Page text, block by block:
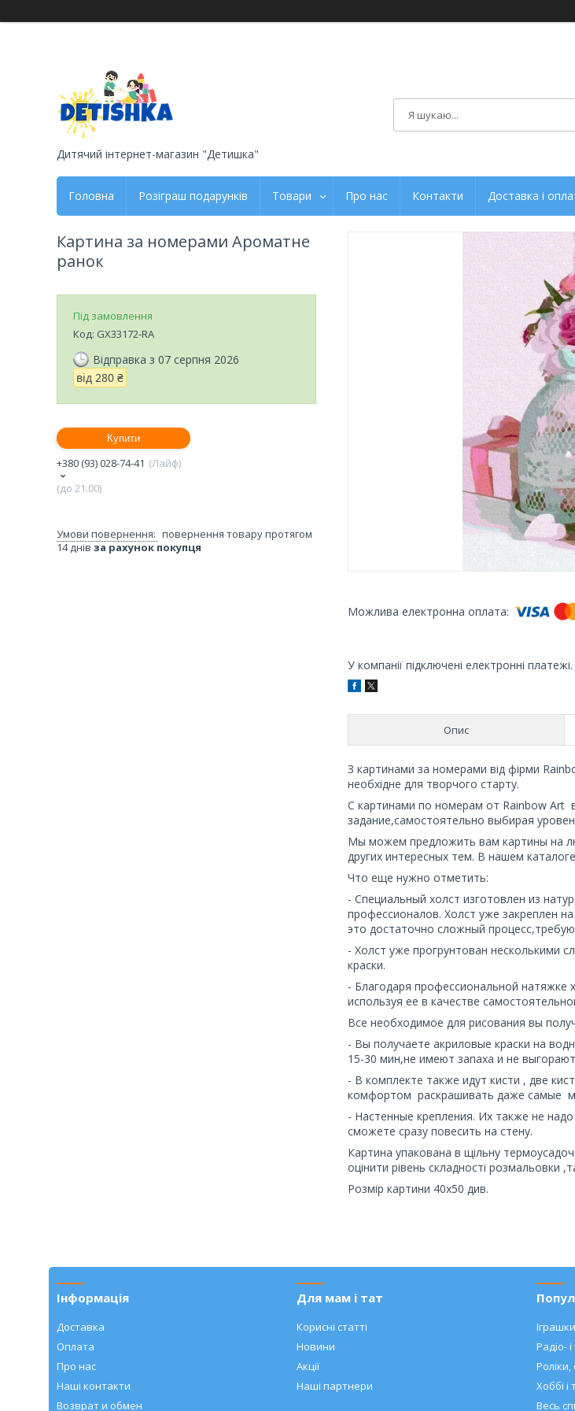
Дитячий інтернет-магазин "Детишка"
Головна Розіграш подарунків Товари Про нас Контакти Доставка і
У компанії підключені електронні
Опис
З картинами за номерами від фірми
необхідне для творчого старту.
С картинами по номерам от Rainbow Art
задание,самостоятельно выбирая
Мы можем предложить вам картины на
других интересных тем. В нашем
Что еще нужно отметить:
- Специальный холст изготовлен из
профессионалов. Холст уже закреплен
это достаточно сложный
- Холст уже прогрунтован несколькими
краски.
- Благодаря профессиональной
используя ее в качестве
Все необходимое для рисования вы
- Вы получаете акриловые краски на
15-30 мин,не имеют запаха и не
- В комплекте также идут кисти , две
комфортом раскрашивать даже самые
- Настенные крепления. Их также не
сможете сразу повесить на стену.
Картина упакована в щільну
оцінити рівень складності розмальовки
Розмір картини 40х50 див.
Картина за номерами Ароматне
ранок
Під замовлення
Код: GX33172-RA
Відправка з 07 серпня 2026
від 280 ₴
Купити
+380 (93) 028-74-41
Лайф
(до 21.00)
повернення товару протягом
14 днів за рахунок покупця
Інформація
Доставка
Оплата
Про нас
Наші контакти
Возврат и обмен
Для мам і тат
Корисні статті
Новини
Акції
Наші партнери
Іграшки
Радіо-
Хоббі і
Весь